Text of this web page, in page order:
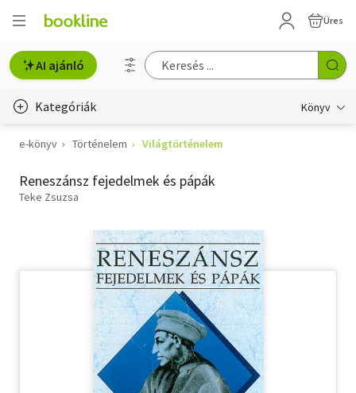
Üres
AI ajánló
Kategóriák Könyv
Életmód, egészség
Erotika
Hobbi, szabadidő
Szótár, nyelvkönyv
e-könyv Történelem Világtörténelem
Reneszánsz fejedelmek és pápák
Teke Zsuzsa